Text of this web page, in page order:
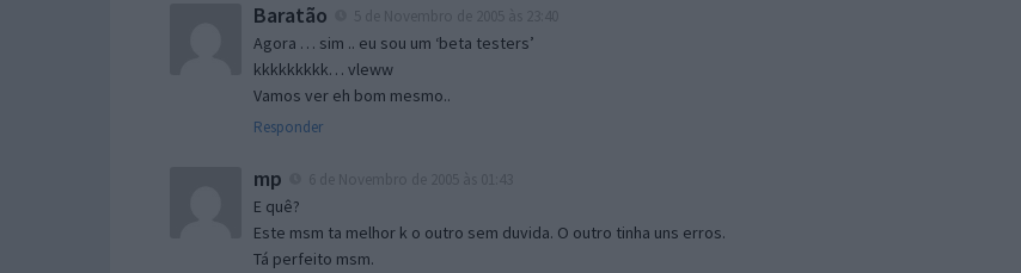
Baratão
Agora … sim .. eu sou um ‘beta testers’
kkkkkkkkk… vleww
Vamos ver eh bom mesmo..
Responder
mp
E quê?
Este msm ta melhor k o outro sem duvida. O outro tinha uns erros.
Tá perfeito msm.